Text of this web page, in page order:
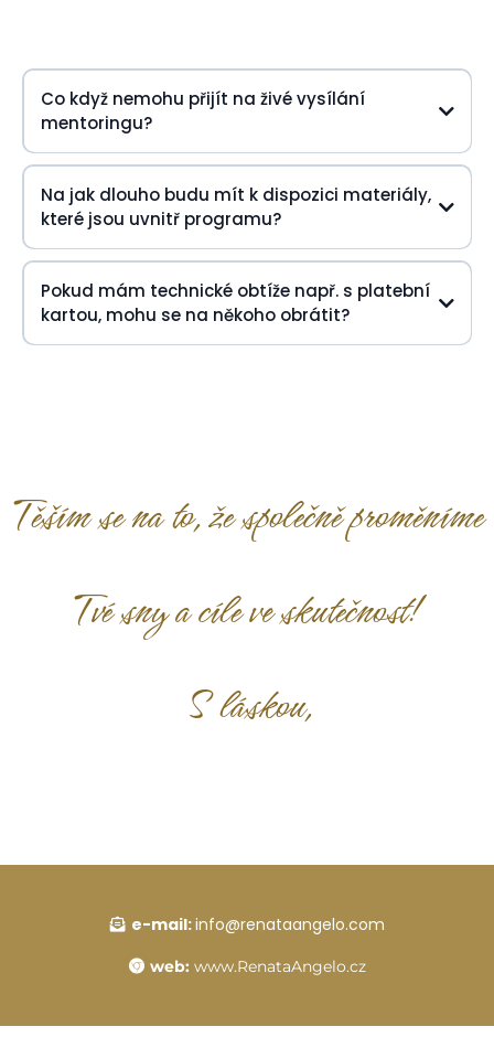
Co když nemohu přijít na živé vysílání
mentoringu?
Na jak dlouho budu mít k dispozici materiály,
které jsou uvnitř programu?
Pokud mám technické obtíže např. s platební
kartou, mohu se na někoho obrátit?
Těším se na to, že společně proměníme
Tvé sny a cíle ve skutečnost!
S láskou,
e-mail:info@renataangelo.com
web: www.RenataAngelo.cz